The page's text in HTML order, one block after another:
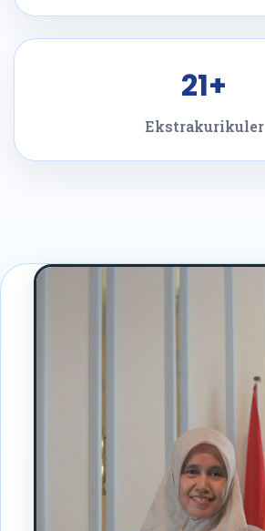
21+
Ekstrakurikuler